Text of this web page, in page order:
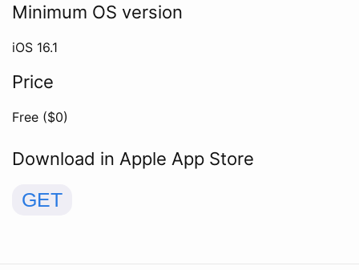
Minimum OS version
iOS 16.1
Price
Free ($0)
Download in Apple App Store
GET